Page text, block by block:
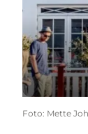
Foto: Mette